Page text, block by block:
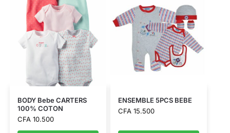
BODY Bebe CARTERS
100% COTON
CFA10.500
ENSEMBLE 5PCS BEBE
CFA15.500